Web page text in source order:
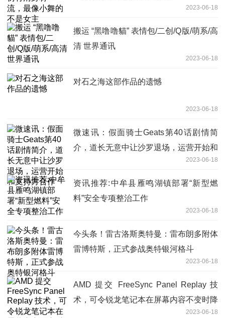
2023-06-18
搬运 “黑噜噜貓” 表情包/二创/Q版/萌系/高
清 世界通讯
2023-06-18
对石之海这部作品的遗憾
2023-06-18
微速讯：假面骑士Geats第40话剧情简
介，道长无意中让沙罗退场，运营开始和
2023-06-18
资讯推荐:中牟县雁鸣湖镇部署“新型燃
料”安全专项整治工作
2023-06-18
今头条！雷古洛斯奥特曼：雷布朗多附体
雷博特斯，正式参战奥特银河格斗
2023-06-18
AMD 提交 FreeSync Panel Replay 技
术，可令锐龙笔记本在屏幕内容不变时降
2023-06-18